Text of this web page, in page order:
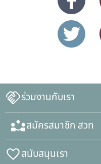
ร่วมงานกับเรา
สมัครสมาชิก สวท
สนับสนุนเรา